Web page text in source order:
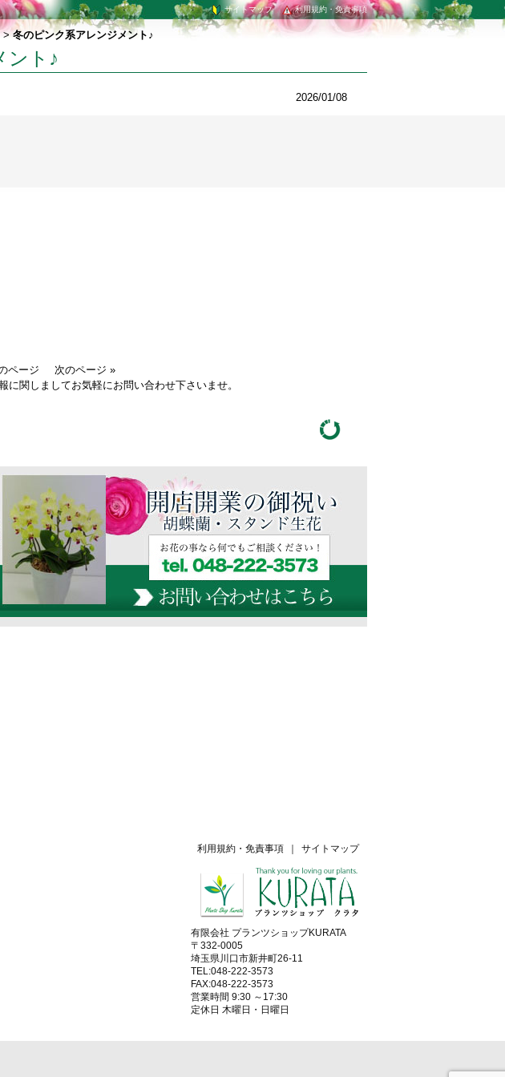
利用規約・免責事項
サイトマップ
>冬のピンク系アレンジメント♪
ント♪
2026/01/08
ページ
次のページ »
関しましてお気軽にお問い合わせ下さいませ。
サイトマップ
利用規約・免責事項
有限会社 プランツショップKURATA
〒332-0005
埼玉県川口市新井町26-11
TEL:048-222-3573
FAX:048-222-3573
営業時間 9:30 ～17:30
定休日 木曜日・日曜日